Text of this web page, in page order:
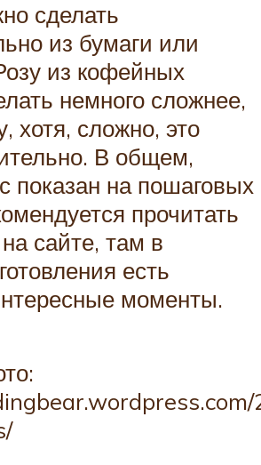
сделать
из бумаги или
из кофейных
немного сложнее,
хотя, сложно, это
В общем,
показан на пошаговых
прочитать
сайте, там в
есть
моменты.